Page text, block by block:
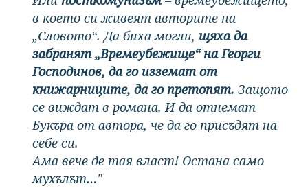
в което си живеят авторите на
„Словото“. Да биха могли, щяха да
забранят „Времеубежище“ на Георги
Господинов, да го изземат от
книжарниците, да го претопят. Защото
се виждат в романа. И да отнемат
Букъра от автора, че да го присъдят на
себе си.
Ама вече де тая власт! Остана само
мухълът…"